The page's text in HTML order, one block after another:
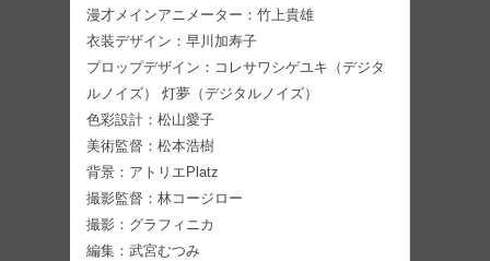
漫才メインアニメーター：竹上貴雄
衣装デザイン：早川加寿子
プロップデザイン：コレサワシゲユキ（デジタ
ルノイズ） 灯夢（デジタルノイズ）
色彩設計：松山愛子
美術監督：松本浩樹
背景：アトリエPlatz
撮影監督：林コージロー
撮影：グラフィニカ
編集：武宮むつみ